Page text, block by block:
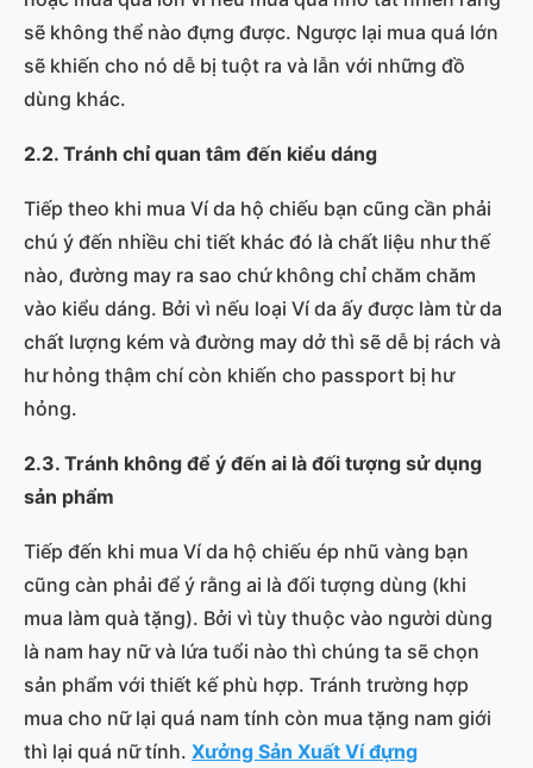
sẽ không thể nào đựng được. Ngược lại mua quá lớn
sẽ khiến cho nó dễ bị tuột ra và lẫn với những đồ
dùng khác.
2.2. Tránh chỉ quan tâm đến kiểu dáng
Tiếp theo khi mua Ví da hộ chiếu bạn cũng cần phải
chú ý đến nhiều chi tiết khác đó là chất liệu như thế
nào, đường may ra sao chứ không chỉ chăm chăm
vào kiểu dáng. Bởi vì nếu loại Ví da ấy được làm từ da
chất lượng kém và đường may dở thì sẽ dễ bị rách và
hư hỏng thậm chí còn khiến cho passport bị hư
hỏng.
2.3. Tránh không để ý đến ai là đối tượng sử dụng
sản phẩm
Tiếp đến khi mua Ví da hộ chiếu ép nhũ vàng bạn
cũng càn phải để ý rằng ai là đối tượng dùng (khi
mua làm quà tặng). Bởi vì tùy thuộc vào người dùng
là nam hay nữ và lứa tuổi nào thì chúng ta sẽ chọn
sản phẩm với thiết kế phù hợp. Tránh trường hợp
mua cho nữ lại quá nam tính còn mua tặng nam giới
thì lại quá nữ tính. Xưởng Sản Xuất Víđựng